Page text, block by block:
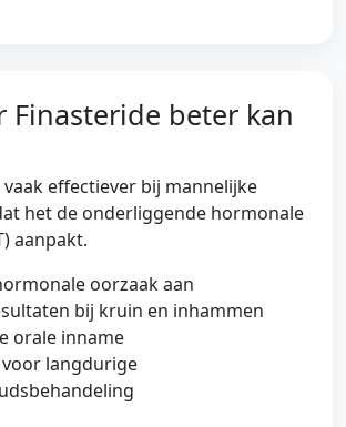
Finasteride beter kan
vaak effectiever bij mannelijke
het de onderliggende hormonale
aanpakt.
oorzaak aan
bij kruin en inhammen
orale inname
langdurige